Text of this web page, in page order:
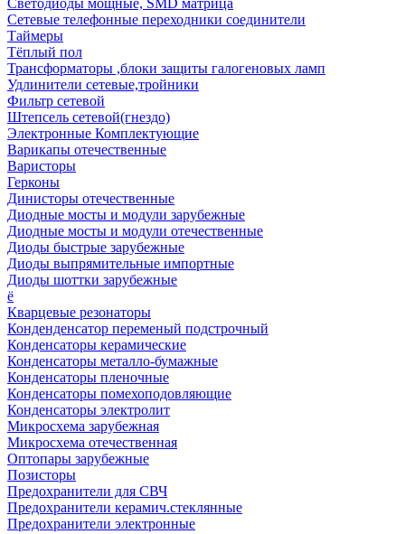
Светодиоды мощные, SMD матрица
Сетевые телефонные переходники соединители
Таймеры
Тёплый пол
Трансформаторы ,блоки защиты галогеновых ламп
Удлинители сетевые,тройники
Фильтр сетевой
Штепсель сетевой(гнездо)
Электронные Комплектующие
Варикапы отечественные
Варисторы
Герконы
Динисторы отечественные
Диодные мосты и модули зарубежные
Диодные мосты и модули отечественные
Диоды быстрые зарубежные
Диоды выпрямительные импортные
Диоды шоттки зарубежные
ё
Кварцевые резонаторы
Конденденсатор переменый подстрочный
Конденсаторы керамические
Конденсаторы металло-бумажные
Конденсаторы пленочные
Конденсаторы помехоподовляющие
Конденсаторы электролит
Микросхема зарубежная
Микросхема отечественная
Оптопары зарубежные
Позисторы
Предохранители для СВЧ
Предохранители керамич.стеклянные
Предохранители электронные